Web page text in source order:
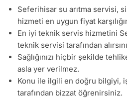
Seferihisar su arıtma servisi,
hizmeti en uygun fiyat
En iyi teknik servis hizmetini
teknik servisi tarafından
Sağlığınızı hiçbir şekilde
asla yer verilmez.
Konu ile ilgili en doğru bilgiyi,
tarafından bizzat öğrenirsiniz.